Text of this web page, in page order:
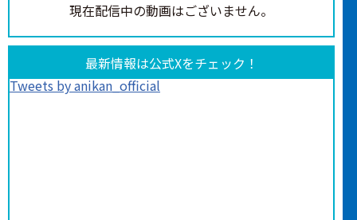
現在配信中の動画はございません。
最新情報は公式Xをチェック！
Tweets by anikan_official